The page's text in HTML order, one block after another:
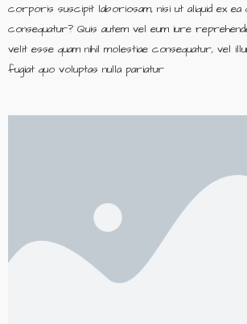
corporis suscipit laboriosam, nisi ut aliquid ex ea
consequatur? Quis autem vel eum iure
velit esse quam nihil molestiae consequatur, vel
fugiat quo voluptas nulla pariatur